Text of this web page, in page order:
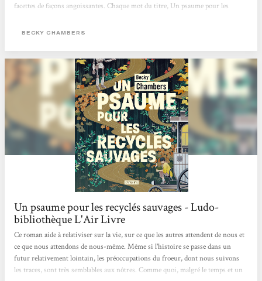
facettes de façons angoissantes. Chaque mot du titre, Un psaume pour les
pleine de réflexions. J’ai abordé ce recueil de préceptes sages pas à pas, un
m’imprégner d’eux pour garder ce qui me serait...
BECKY CHAMBERS
Un psaume pour les recyclés sauvages - Ludo-
bibliothèque L'Air Livre
Ce roman aide à relativiser sur la vie, sur ce que les autres attendent de nous et
ce que nous attendons de nous-même. Même si l'histoire se passe dans un
futur relativement lointain, les préoccupations du froeur, dont nous suivons
les traces, sont très semblables aux nôtres. Comme quoi, malgré le temps et un